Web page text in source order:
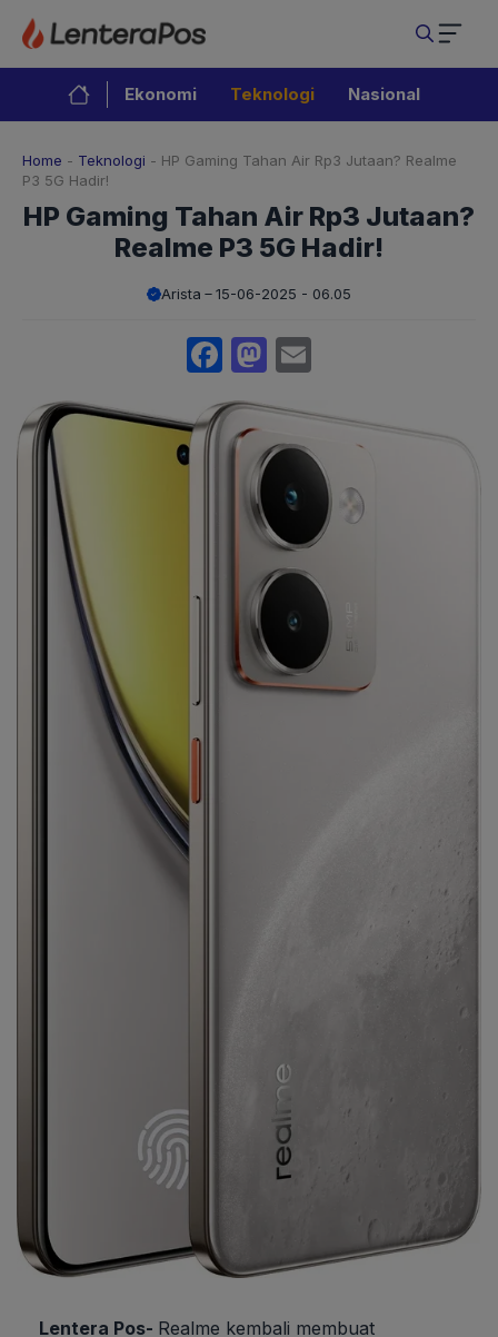
Langsung
isi
Ekonomi Teknologi Nasional
Home - Teknologi - HP Gaming Tahan Air Rp3 Jutaan? Realme
P3 5G Hadir!
HP Gaming Tahan Air Rp3 Jutaan?
Realme P3 5G Hadir!
Arista 15-06-2025 - 06.05
Facebook
Mastodon
Lentera Pos- Realme kembali membuat